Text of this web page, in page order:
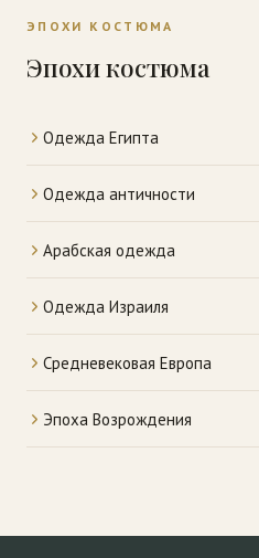
ЭПОХИ КОСТЮМА
Эпохи костюма
Одежда Египта
Одежда античности
Арабская одежда
Одежда Израиля
Средневековая Европа
Эпоха Возрождения